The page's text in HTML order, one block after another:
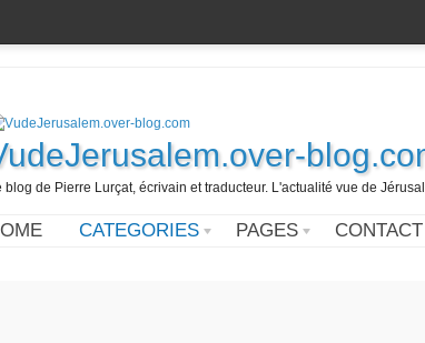
blog de Pierre Lurçat, écrivain et traducteur. L'actualité vue de
CATEGORIES PAGES CONTACT